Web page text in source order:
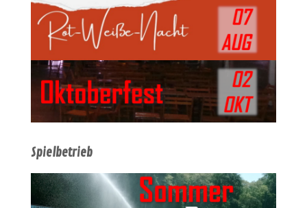
Spielbetrieb